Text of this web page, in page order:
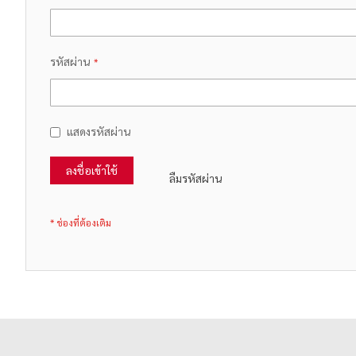
รหัสผ่าน
แสดงรหัสผ่าน
ลงชื่อเข้าใช้
ลืมรหัสผ่าน